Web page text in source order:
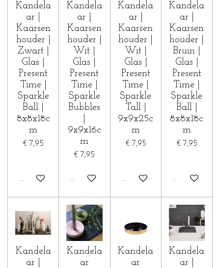
Kandela
ar |
Kaarsen
houder |
Zwart |
Glas |
Present
Time |
Sparkle
Ball |
8x8x18c
m
€ 7,95
In winkelwagen
Kandela
ar |
Kaarsen
houder |
Wit |
Glas |
Present
Time |
Sparkle
Bubbles
9x9x16c
m
€ 7,95
Houd mij op de hoogte
Kandela
ar |
Kaarsen
houder |
Wit |
Glas |
Present
Time |
Sparkle
Tall |
9x9x25c
m
€ 7,95
In winkelwagen
Kandela
ar |
Kaarsen
houder |
Bruin |
Glas |
Present
Time |
Sparkle
Ball |
8x8x18c
m
€ 7,95
In
Kandela
ar |
Kandela
ar
Kandela
ar
Kandela
ar |